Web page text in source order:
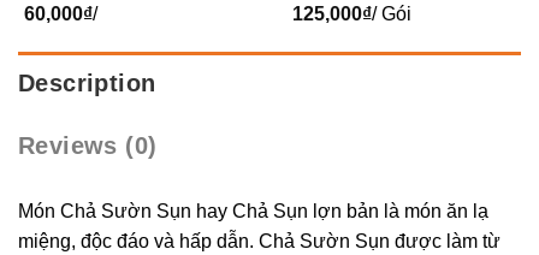
(Vĩ)
60,000₫/
Củ KB 500g
125,000₫/ Gói
Description
Reviews (0)
Món Chả Sườn Sụn hay Chả Sụn lợn bản là món ăn lạ
miệng, độc đáo và hấp dẫn. Chả Sườn Sụn được làm từ